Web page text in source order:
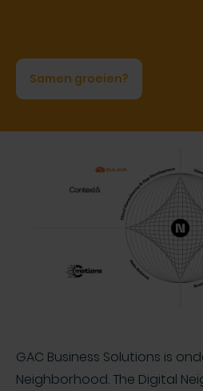
Samen groeien?
GAC Business Solutions is
Neighborhood. The Digital